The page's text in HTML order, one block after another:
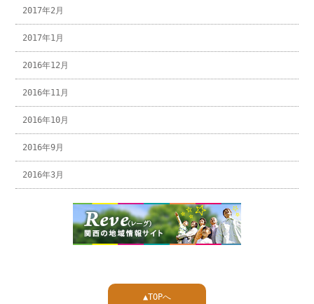
2017年2月
2017年1月
2016年12月
2016年11月
2016年10月
2016年9月
2016年3月
▲TOPへ